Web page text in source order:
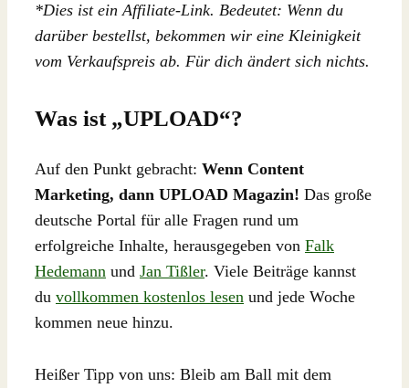
*Dies ist ein Affiliate-Link. Bedeutet: Wenn du
darüber bestellst, bekommen wir eine Kleinigkeit
vom Verkaufspreis ab. Für dich ändert sich nichts.
Was ist „UPLOAD“?
Auf den Punkt gebracht: Wenn Content
Marketing, dann UPLOAD Magazin! Das große
deutsche Portal für alle Fragen rund um
erfolgreiche Inhalte, herausgegeben von Falk
Hedemann und Jan Tißler. Viele Beiträge kannst
du vollkommen kostenlos lesen und jede Woche
kommen neue hinzu.
Heißer Tipp von uns: Bleib am Ball mit dem